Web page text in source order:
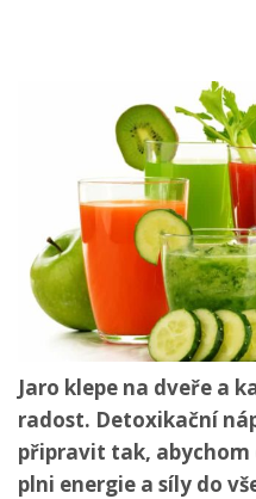
Jaro klepe na dveře a
radost. Detoxikační
připravit tak,
plni energie a síly do